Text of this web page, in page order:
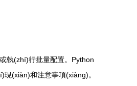
執(zhí)行批量配置。Python
(xiàn)和注意事項(xiàng)。